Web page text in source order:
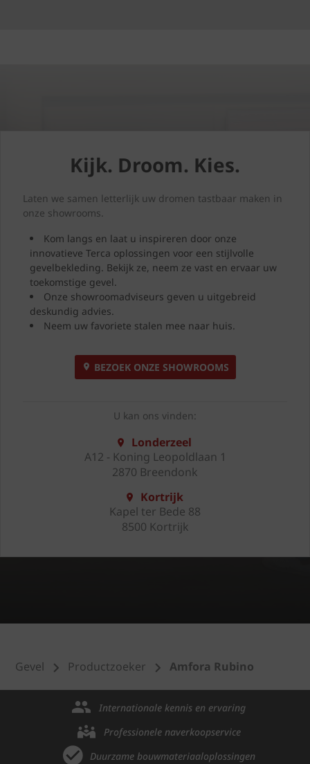
Kijk. Droom. Kies.
Laten we samen letterlijk uw dromen tastbaar maken in
onze showrooms.
Kom langs en laat u inspireren door onze
innovatieve Terca oplossingen voor een stijlvolle
gevelbekleding. Bekijk ze, neem ze vast en ervaar uw
toekomstige gevel.
Onze showroomadviseurs geven u uitgebreid
deskundig advies.
Neem uw favoriete stalen mee naar huis.
BEZOEK ONZE SHOWROOMS
U kan ons vinden:
Londerzeel
A12 - Koning Leopoldlaan 1
2870 Breendonk
Kortrijk
Kapel ter Bede 88
8500 Kortrijk
Gevel Productzoeker Amfora Rubino
Internationale kennis en ervaring
Professionele naverkoopservice
Duurzame bouwmateriaaloplossingen